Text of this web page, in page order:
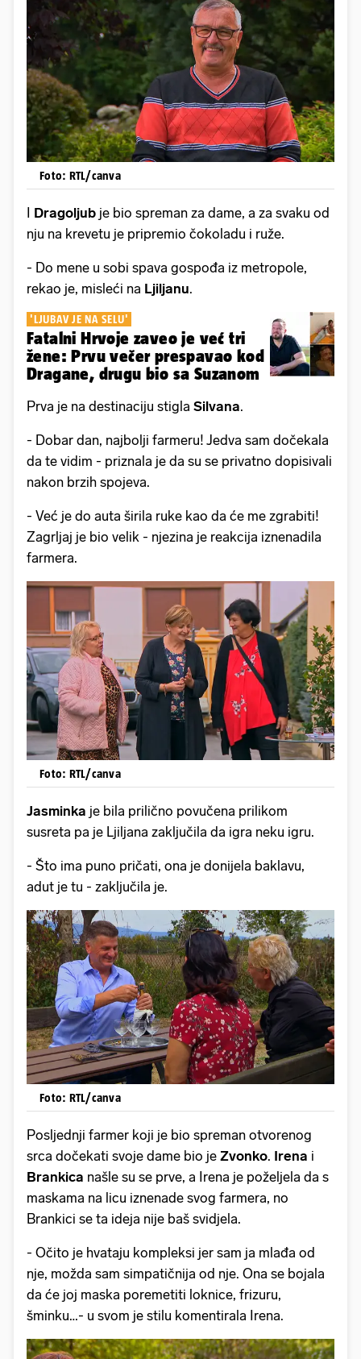
Foto: RTL/canva
Dragoljub je bio spreman za dame, a za svaku od
nju na krevetu je pripremio čokoladu i ruže.
- Do mene u sobi spava gospođa iz metropole,
rekao je, misleći na Ljiljanu.
'LJUBAV JE NA SELU'
Fatalni Hrvoje zaveo je već tri
žene: Prvu večer prespavao kod
Dragane, drugu bio sa Suzanom
Prva je na destinaciju stigla Silvana.
- Dobar dan, najbolji farmeru! Jedva sam dočekala
da te vidim - priznala je da su se privatno dopisivali
nakon brzih spojeva.
- Već je do auta širila ruke kao da će me zgrabiti!
Zagrljaj je bio velik - njezina je reakcija iznenadila
farmera.
Foto: RTL/canva
Jasminka je bila prilično povučena prilikom
susreta pa je Ljiljana zaključila da igra neku igru.
- Što ima puno pričati, ona je donijela baklavu,
adut je tu - zaključila je.
Foto: RTL/canva
Posljednji farmer koji je bio spreman otvorenog
srca dočekati svoje dame bio je Zvonko. Irena i
Brankica našle su se prve, a Irena je poželjela da s
maskama na licu iznenade svog farmera, no
Brankici se ta ideja nije baš svidjela.
- Očito je hvataju kompleksi jer sam ja mlađa od
nje, možda sam simpatičnija od nje. Ona se bojala
da će joj maska poremetiti loknice, frizuru,
šminku…- u svom je stilu komentirala Irena.